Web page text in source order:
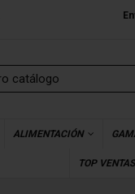
ALIMENTACIÓN
TOP VENTAS